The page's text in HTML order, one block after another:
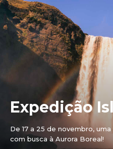
Expedição
De 17 a 25 de novembro,
com busca à Aurora Boreal!